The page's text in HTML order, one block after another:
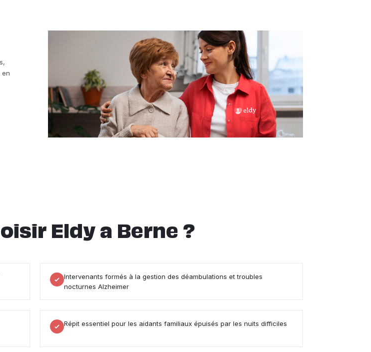
en
Eldy a Berne ?
Intervenants formés à la gestion des déambulations et troubles
nocturnes Alzheimer
Répit essentiel pour les aidants familiaux épuisés par les nuits difficiles